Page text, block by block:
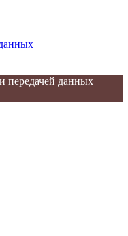
и передачей данных